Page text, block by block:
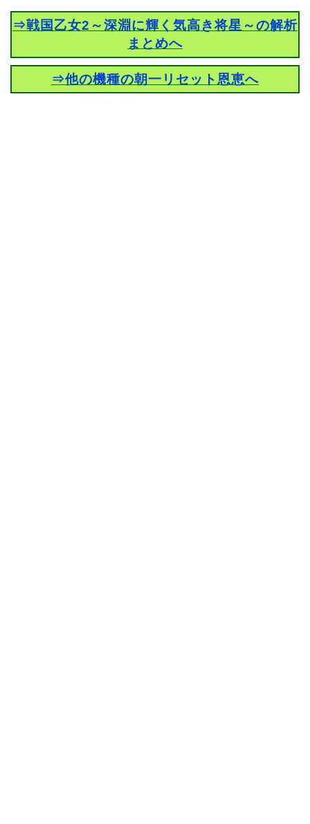
⇒戦国乙女2～深淵に輝く気高き将星～の解析
まとめへ
⇒他の機種の朝一リセット恩恵へ